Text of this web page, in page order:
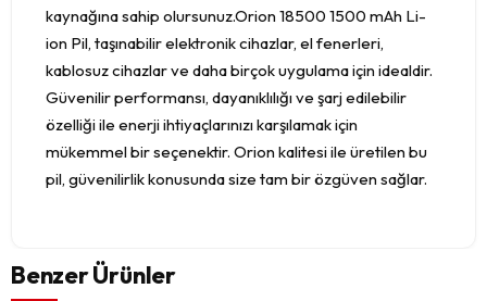
kaynağına sahip olursunuz.Orion 18500 1500 mAh Li-
ion Pil, taşınabilir elektronik cihazlar, el fenerleri,
kablosuz cihazlar ve daha birçok uygulama için idealdir.
Güvenilir performansı, dayanıklılığı ve şarj edilebilir
özelliği ile enerji ihtiyaçlarınızı karşılamak için
mükemmel bir seçenektir. Orion kalitesi ile üretilen bu
pil, güvenilirlik konusunda size tam bir özgüven sağlar.
Benzer Ürünler